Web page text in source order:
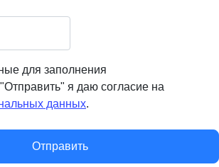
для заполнения
я даю согласие на
данных.
Отправить